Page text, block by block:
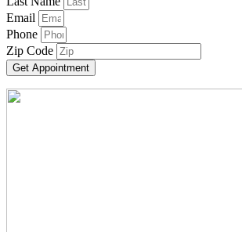
Email
Phone
Zip Code
Get Appointment